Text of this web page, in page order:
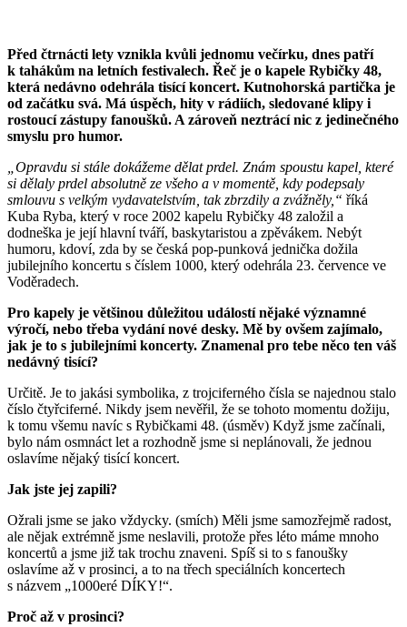
Před čtrnácti lety vznikla kvůli jednomu večírku, dnes patří
k tahákům na letních festivalech. Řeč je o kapele Rybičky 48,
která nedávno odehrála tisící koncert. Kutnohorská partička je
od začátku svá. Má úspěch, hity v rádiích, sledované klipy i
rostoucí zástupy fanoušků. A zároveň neztrácí nic z jedinečného
smyslu pro humor.
„Opravdu si stále dokážeme dělat prdel. Znám spoustu kapel, které
si dělaly prdel absolutně ze všeho a v momentě, kdy podepsaly
smlouvu s velkým vydavatelstvím, tak zbrzdily a zvážněly,“ říká
Kuba Ryba, který v roce 2002 kapelu Rybičky 48 založil a
dodneška je její hlavní tváří, baskytaristou a zpěvákem. Nebýt
humoru, kdoví, zda by se česká pop-punková jednička dožila
jubilejního koncertu s číslem 1000, který odehrála 23. července ve
Voděradech.
Pro kapely je většinou důležitou událostí nějaké významné
výročí, nebo třeba vydání nové desky. Mě by ovšem zajímalo,
jak je to s jubilejními koncerty. Znamenal pro tebe něco ten váš
nedávný tisící?
Určitě. Je to jakási symbolika, z trojciferného čísla se najednou stalo
číslo čtyřciferné. Nikdy jsem nevěřil, že se tohoto momentu dožiju,
k tomu všemu navíc s Rybičkami 48. (úsměv) Když jsme začínali,
bylo nám osmnáct let a rozhodně jsme si neplánovali, že jednou
oslavíme nějaký tisící koncert.
Jak jste jej zapili?
Ožrali jsme se jako vždycky. (smích) Měli jsme samozřejmě radost,
ale nějak extrémně jsme neslavili, protože přes léto máme mnoho
koncertů a jsme již tak trochu znaveni. Spíš si to s fanoušky
oslavíme až v prosinci, a to na třech speciálních koncertech
s názvem „1000eré DÍKY!“.
Proč až v prosinci?